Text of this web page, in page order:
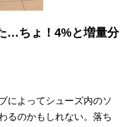
…ちょ！4%と増量分
によってシューズ内のソ
るのかもしれない。落ち